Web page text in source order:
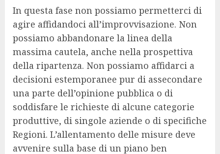
In questa fase non possiamo permetterci di
agire affidandoci all’improvvisazione. Non
possiamo abbandonare la linea della
massima cautela, anche nella prospettiva
della ripartenza. Non possiamo affidarci a
decisioni estemporanee pur di assecondare
una parte dell’opinione pubblica o di
soddisfare le richieste di alcune categorie
produttive, di singole aziende o di specifiche
Regioni. L’allentamento delle misure deve
avvenire sulla base di un piano ben